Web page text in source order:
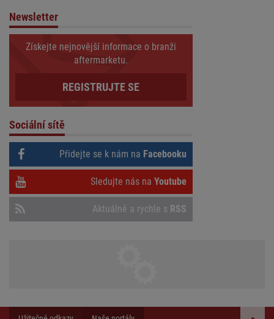
Newsletter
Získejte nejnovější informace o branži
aftermarketu.
REGISTRUJTE SE
Sociální sítě
Přidejte se k nám na Facebooku
Sledujte nás na Youtube
Aktuálně a rychle s RSS